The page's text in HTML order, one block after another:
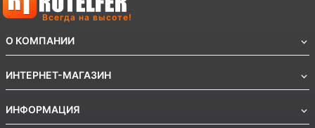
О КОМПАНИИ
ИНТЕРНЕТ-МАГАЗИН
ИНФОРМАЦИЯ
Всегда на высоте!